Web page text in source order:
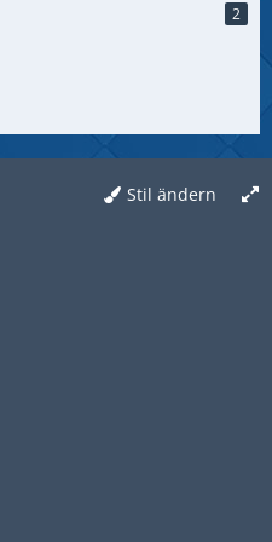
2
Stil ändern